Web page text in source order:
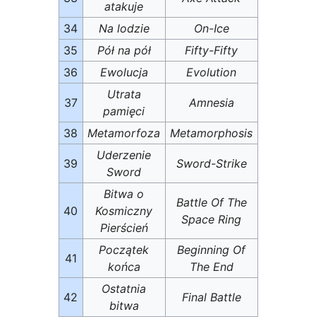
atakuje
34 Na lodzie
On-Ice
35
Pół na pół
Fifty-Fifty
36
Ewolucja Evolution
37
Utrata
pamięci
Amnesia
38 Metamorfoza Metamorphosis
39
Uderzenie
Sword
Sword-Strike
40
Bitwa o
Kosmiczny
Pierścień
Battle Of The
Space Ring
41
Początek
końca
Beginning Of
The End
42
Ostatnia
bitwa
Final Battle